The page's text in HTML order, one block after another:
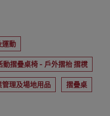
運動
動摺疊桌椅 - 戶外摺枱 摺櫈
管理及場地用品 摺疊桌